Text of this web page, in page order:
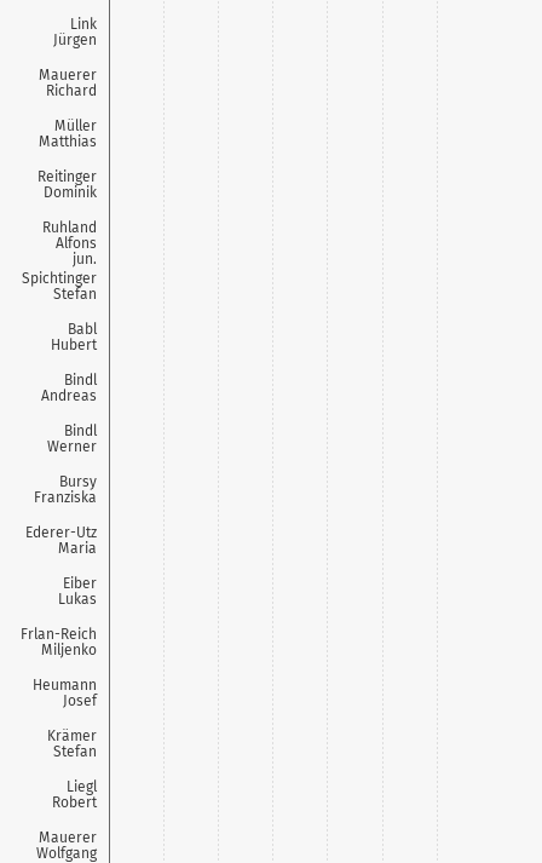
Link
Jürgen
Mauerer
Richard
Müller
Matthias
Reitinger
Dominik
Ruhland
Alfons
jun.
Spichtinger
Stefan
Babl
Hubert
Bindl
Andreas
Bindl
Werner
Bursy
Franziska
Ederer-Utz
Maria
Eiber
Lukas
Frlan-Reich
Miljenko
Heumann
Josef
Krämer
Stefan
Liegl
Robert
Mauerer
Wolfgang